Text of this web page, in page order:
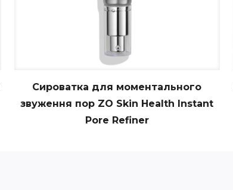
Сироватка для моментального
звуження пор ZO Skin Health Instant
Pore Refiner